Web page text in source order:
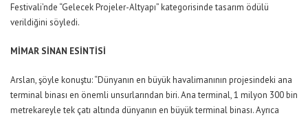
Festivali’nde “Gelecek Projeler-Altyapı” kategorisinde tasarım ödülü
verildiğini söyledi.
MİMAR SİNAN ESİNTİSİ
Arslan, şöyle konuştu: “Dünyanın en büyük havalimanının projesindeki ana
terminal binası en önemli unsurlarından biri. Ana terminal, 1 milyon 300 bin
metrekareyle tek çatı altında dünyanın en büyük terminal binası. Ayrıca